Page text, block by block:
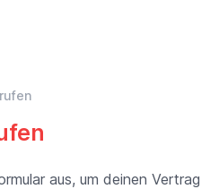
aus, um deinen Vertrag